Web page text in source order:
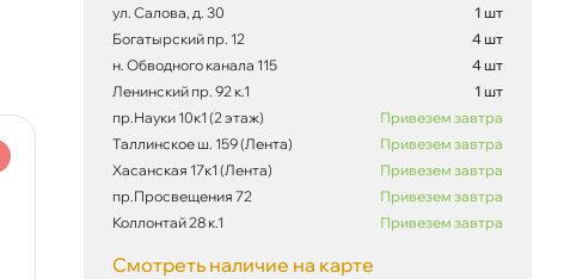
наличии -5 % наличии
ул. Салова, д. 30
1 шт
Богатырский пр. 12
4 шт
н. Обводного канала 115
4 шт
Ленинский пр. 92 к.1
1 шт
пр.Науки 10к1 (2 этаж)
Привезем завтра
Таллинское ш. 159 (Лента)
Привезем завтра
Хасанская 17к1 (Лента)
Привезем завтра
пр.Просвещения 72
Привезем завтра
Коллонтай 28 к.1
Привезем завтра
Смотреть наличие на карте
523 ₽ корзину